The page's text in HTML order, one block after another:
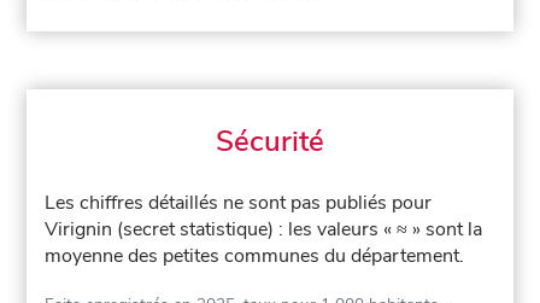
Sécurité
Les chiffres détaillés ne sont pas publiés pour
Virignin (secret statistique) : les valeurs « ≈ » sont la
moyenne des petites communes du département.